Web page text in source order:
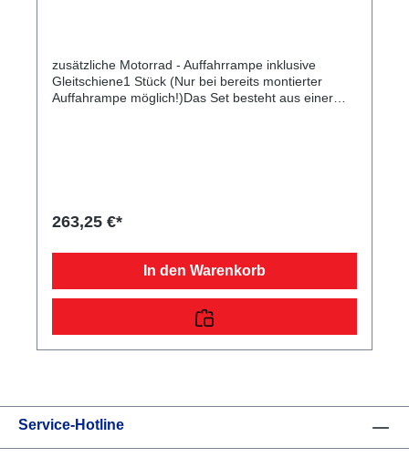
zusätzliche Motorrad - Auffahrrampe inklusive
Gleitschiene1 Stück (Nur bei bereits montierter
Auffahrampe möglich!)Das Set besteht aus einer
263,25 €*
In den Warenkorb
Service-Hotline